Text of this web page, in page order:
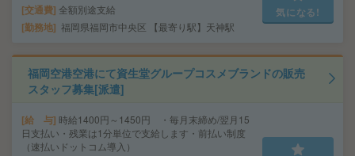
交通費 全額別途支給
勤務地 福岡県福岡市中央区 【最寄り駅】天神駅
気になる!
福岡空港空港にて資生堂グループコスメブランドの販売
スタッフ募集[派遣]
給 与 時給1400円～1450円 ・毎月末締め/翌月15
日支払い・残業は1分単位で支給します・前払い制度
（速払いドットコム導入）